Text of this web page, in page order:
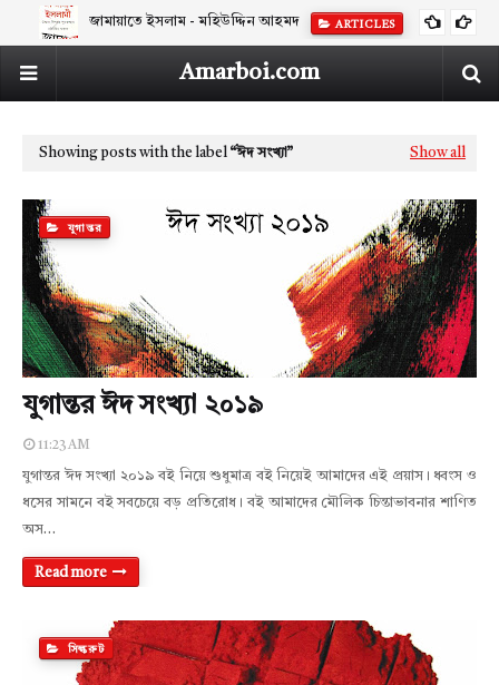
জামায়াতে ইসলাম - মহিউদ্দিন আহমদ ARTICLES
Amarboi.com
Showing posts with the label ঈদ সংখ্যা Show all
যুগান্তর
যুগান্তর ঈদ সংখ্যা ২০১৯
11:23 AM
যুগান্তর ঈদ সংখ্যা ২০১৯ বই নিয়ে শুধুমাত্র বই নিয়েই আমাদের এই প্রয়াস। ধ্বংস ও
ধসের সামনে বই সবচেয়ে বড় প্রতিরোধ। বই আমাদের মৌলিক চিন্তাভাবনার শাণিত
অস…
Read more
সিল্করুট